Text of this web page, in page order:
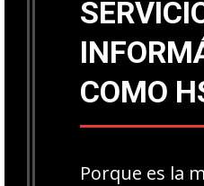
COMO
Porque es la